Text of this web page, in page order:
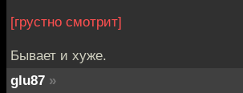
[грустно смотрит]
Бывает и хуже.
glu87 »